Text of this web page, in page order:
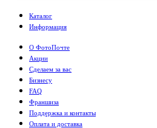
Каталог
Информация
О ФотоПочте
Акции
Сделаем за вас
Бизнесу
FAQ
Франшиза
Поддержка и контакты
Оплата и доставка